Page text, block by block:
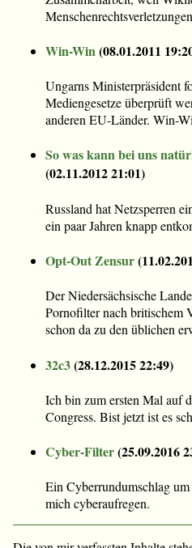
Win-Win(08.01.2011
Ungarns Ministerpräsident
Mediengesetze überprüft
anderen EU-Länder. Win-
So was kann bei uns
(02.11.2012 21:01)
Russland hat Netzsperren
ein paar Jahren knapp
Opt-Out Zensur(
Der Niedersächsische
Pornofilter nach britischem
schon da zu den üblichen
32c3(28.12.2015 22:49)
Ich bin zum ersten Mal auf
Congress. Bist jetzt ist es
Cyber-Filter(25.09.2016
Ein Cyberrundumschlag
mich cyberaufregen.